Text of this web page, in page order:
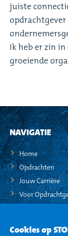
Cookies op
juiste
Ik heb er zin
groeiende
NAVIGATIE
Home
Opdrachten
Jouw Carrière
Voor
STO-NEWS